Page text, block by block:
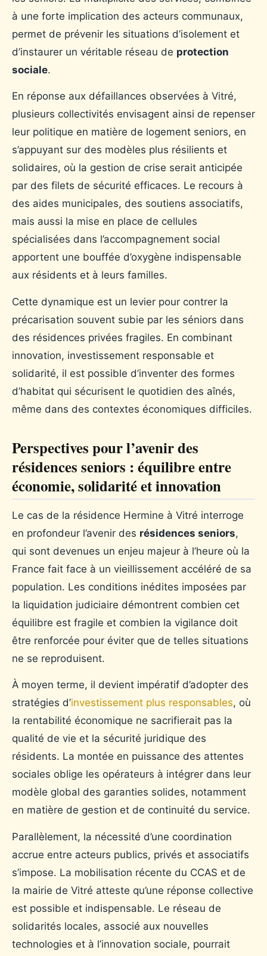
à une forte implication des acteurs communaux,
permet de prévenir les situations d’isolement et
d’instaurer un véritable réseau de protection
sociale.
En réponse aux défaillances observées à Vitré,
plusieurs collectivités envisagent ainsi de repenser
leur politique en matière de logement seniors, en
s’appuyant sur des modèles plus résilients et
solidaires, où la gestion de crise serait anticipée
par des filets de sécurité efficaces. Le recours à
des aides municipales, des soutiens associatifs,
mais aussi la mise en place de cellules
spécialisées dans l’accompagnement social
apportent une bouffée d’oxygène indispensable
aux résidents et à leurs familles.
Cette dynamique est un levier pour contrer la
précarisation souvent subie par les séniors dans
des résidences privées fragiles. En combinant
innovation, investissement responsable et
solidarité, il est possible d’inventer des formes
d’habitat qui sécurisent le quotidien des aînés,
même dans des contextes économiques difficiles.
Perspectives pour l’avenir des
résidences seniors : équilibre entre
économie, solidarité et innovation
Le cas de la résidence Hermine à Vitré interroge
en profondeur l’avenir des résidences seniors,
qui sont devenues un enjeu majeur à l’heure où la
France fait face à un vieillissement accéléré de sa
population. Les conditions inédites imposées par
la liquidation judiciaire démontrent combien cet
équilibre est fragile et combien la vigilance doit
être renforcée pour éviter que de telles situations
ne se reproduisent.
À moyen terme, il devient impératif d’adopter des
stratégies d’investissement plus responsables, où
la rentabilité économique ne sacrifierait pas la
qualité de vie et la sécurité juridique des
résidents. La montée en puissance des attentes
sociales oblige les opérateurs à intégrer dans leur
modèle global des garanties solides, notamment
en matière de gestion et de continuité du service.
Parallèlement, la nécessité d’une coordination
accrue entre acteurs publics, privés et associatifs
s’impose. La mobilisation récente du CCAS et de
la mairie de Vitré atteste qu’une réponse collective
est possible et indispensable. Le réseau de
solidarités locales, associé aux nouvelles
technologies et à l’innovation sociale, pourrait